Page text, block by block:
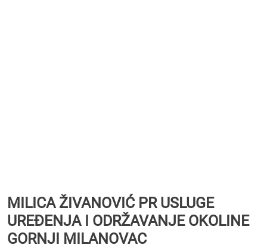
MILICA ŽIVANOVIĆ PR USLUGE
UREĐENJA I ODRŽAVANJE OKOLINE
GORNJI MILANOVAC